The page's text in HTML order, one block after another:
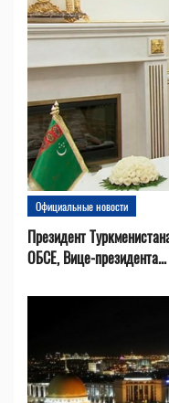
Официальные новости
Президент
ОБСЕ, Вице-президента...